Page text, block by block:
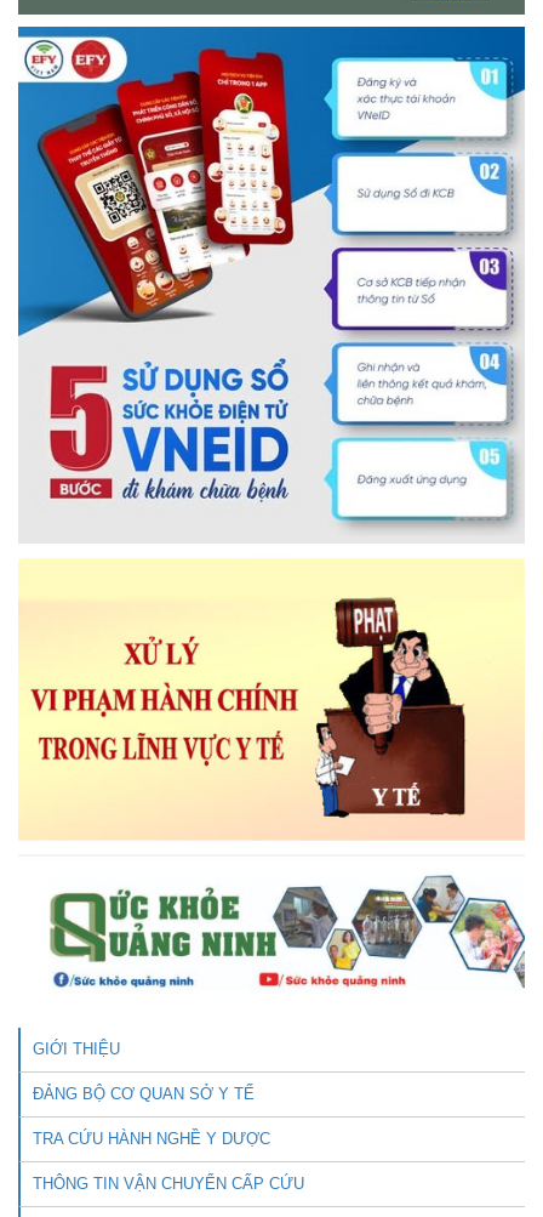
GIỚI THIỆU
ĐẢNG BỘ CƠ QUAN SỞ Y TẾ
TRA CỨU HÀNH NGHỀ Y DƯỢC
THÔNG TIN VẬN CHUYỂN CẤP CỨU